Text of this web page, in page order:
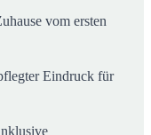
vom ersten
Eindruck für